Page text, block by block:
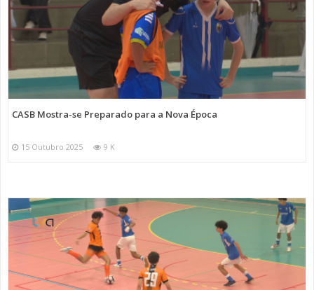
CASB Mostra-se Preparado para a Nova Época
15 Outubro 2025 9 K